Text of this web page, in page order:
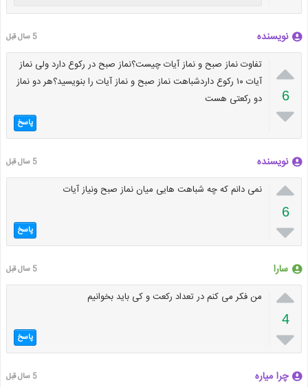
نویسنده 5 سال قبل

6

تفاوت نماز صبح و نماز آیات چیست؟نماز صبح در رکوع دارد ولی نماز
آیات ۱۰ رکوع داردشباهت نماز صبح و نماز آیات را بنویسید؟هر دو نماز
دو رکعتی هست
پاسخ
نویسنده 5 سال قبل

6

نمی دانم که چه شباهت هایی میان نماز صبح ونیاز آیات
پاسخ
سارا 5 سال قبل

4

من فکر می کنم در تعداد رکعت و کی باید بخوانیم
پاسخ
چرا میاره 5 سال قبل